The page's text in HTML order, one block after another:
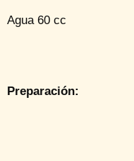
Agua 60 cc
Preparación: